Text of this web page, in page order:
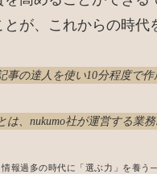
とが、これからの時
事の達人 を使い10分程度で作
は、nukumo社が運営する業
情報過多の時代に「選ぶ力」を養う